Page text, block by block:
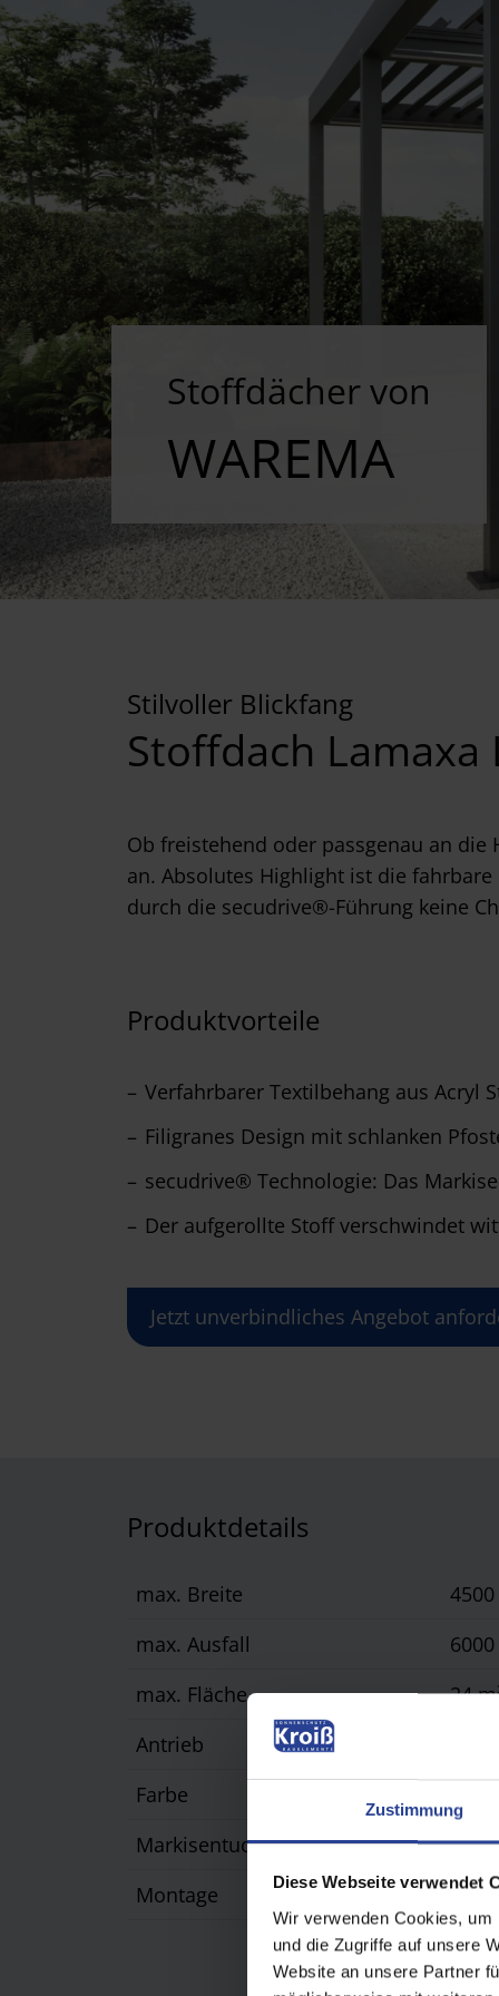
Zustimmung
Diese Webseite verwendet
Wir verwenden Cookies,
und die Zugriffe auf unsere
Website an unsere Partner
Stoffdächer von
WAREMA
Stilvoller Blickfang
Stoffdach Lamaxa
Ob freistehend oder passgenau an
an. Absolutes Highlight ist die
durch die secudrive®-Führung keine
Produktvorteile
Verfahrbarer Textilbehang aus Acryl
Filigranes Design mit schlanken
secudrive® Technologie: Das
Der aufgerollte Stoff verschwindet
Jetzt unverbindliches Angebot
Produktdetails
max. Breite
max. Ausfall
max. Fläche
24
Antrieb
Farbe
Markisentuch
Montage